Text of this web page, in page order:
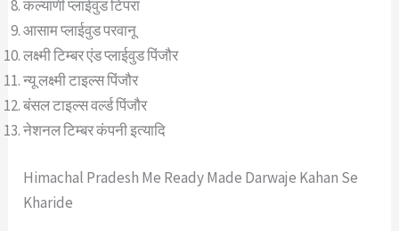
कल्याणी प्लाईवुड टिपरा
आसाम प्लाईवुड परवानू
लक्ष्मी टिम्बर एंड प्लाईवुड पिंजौर
न्यू लक्ष्मी टाइल्स पिंजौर
बंसल टाइल्स वर्ल्ड पिंजौर
नेशनल टिम्बर कंपनी इत्यादि
Himachal Pradesh Me Ready Made Darwaje Kahan Se
Kharide